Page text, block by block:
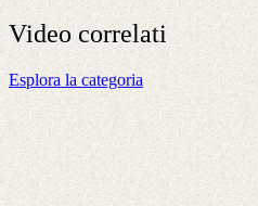
Video correlati
Esplora la categoria